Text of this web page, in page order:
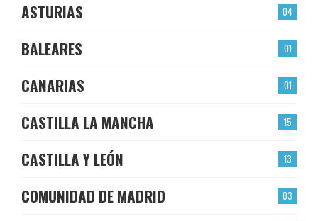
04
ASTURIAS
01
BALEARES
01
CANARIAS
15
CASTILLA LA MANCHA
13
CASTILLA Y LEÓN
03
COMUNIDAD DE MADRID